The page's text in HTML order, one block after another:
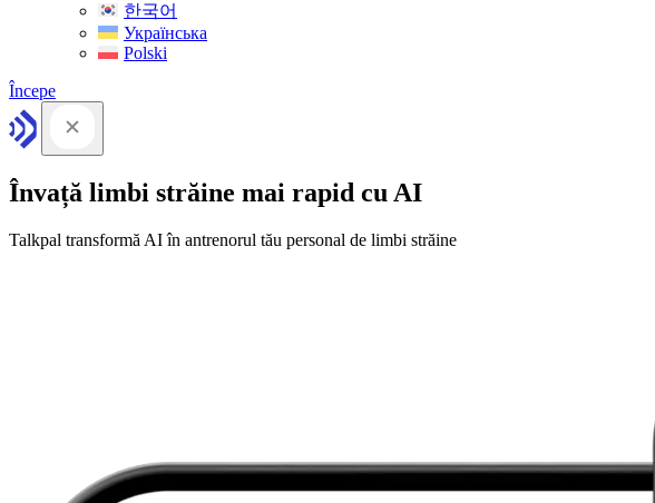
한국어
Українська
Polski
Începe
Învață limbi străine mai rapid cu AI
Talkpal transformă AI în antrenorul tău personal de limbi străine